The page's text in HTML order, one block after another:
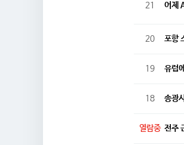
21 어제
20 포항
19 유럽
18 송광
열람중 전주